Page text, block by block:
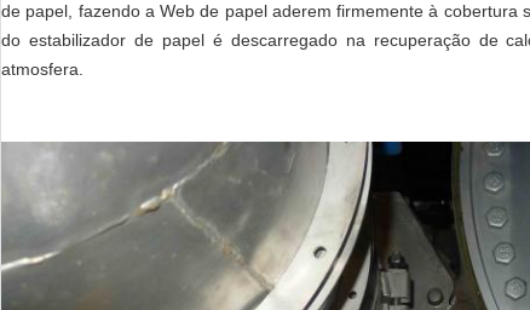
de papel, fazendo a Web de papel aderem firmemente à cobertura
do estabilizador de papel é descarregado na recuperação de
atmosfera.